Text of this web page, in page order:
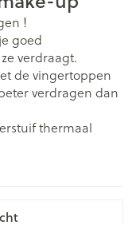
!
goed
verdraagt.
de vingertoppen
verdragen dan
thermaal